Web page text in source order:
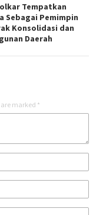
Tempatkan
Sebagai Pemimpin
Konsolidasi dan
Daerah
marked *